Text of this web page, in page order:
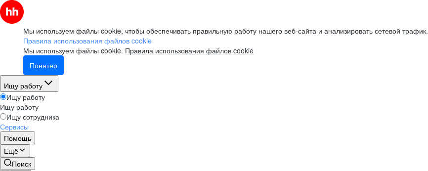
Мы используем файлы cookie, чтобы обеспечивать правильную работу нашего веб-сайта и анализировать сетевой трафик.
Правила использования файлов cookie
Мы используем файлы cookie. Правила использования файлов cookie
Понятно
Ищу работу
Ищу работу
Ищу работу
Ищу сотрудника
Сервисы
Помощь
Ещё
Поиск